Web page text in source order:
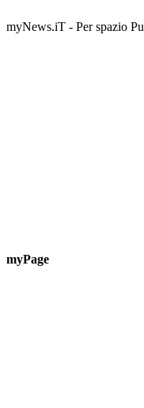
📅 6 Agosto 2026 · 09:00 · 📍
myNews.iT - Per spazio
myPage